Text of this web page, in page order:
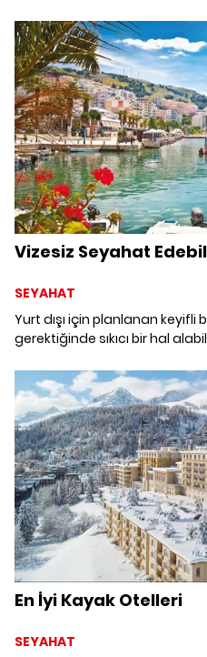
sanatçılar, galeriler ve sanat
Haftası'nda buluşuyor.
Vizesiz Seyahat
SEYAHAT
Yurt dışı için planlanan
gerektiğinde sıkıcı bir hal
ülkeler.
En İyi Kayak Otelleri
SEYAHAT